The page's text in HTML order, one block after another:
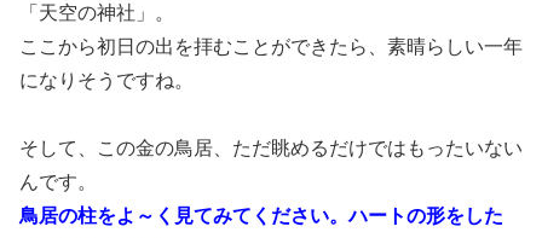
「天空の神社」。
ここから初日の出を拝むことができたら、素晴らしい一年
になりそうですね。
そして、この金の鳥居、ただ眺めるだけではもったいない
んです。
鳥居の柱をよ～く見てみてください。ハートの形をした